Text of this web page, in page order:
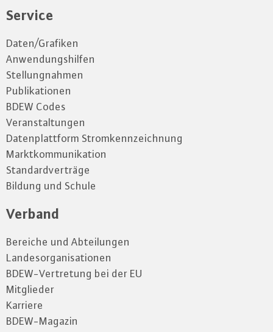
Service
Daten/Grafiken
Anwendungshilfen
Stellungnahmen
Publikationen
BDEW Codes
Veranstaltungen
Datenplattform Stromkennzeichnung
Marktkommunikation
Standardverträge
Bildung und Schule
Verband
Bereiche und Abteilungen
Landesorganisationen
BDEW-Vertretung bei der EU
Mitglieder
Karriere
BDEW-Magazin